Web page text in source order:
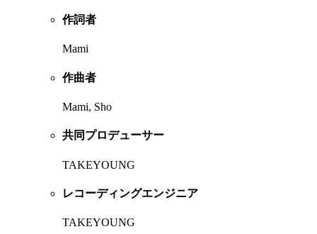
作詞者
Mami
作曲者
Mami, Sho
共同プロデューサー
TAKEYOUNG
レコーディングエンジニア
TAKEYOUNG